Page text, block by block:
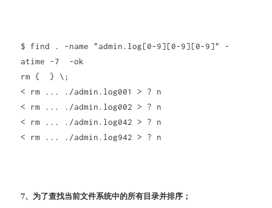
$ find . -name "admin.log[0-9][0-9][0-9]" -
atime -7 -ok
rm { } \;
< rm ... ./admin.log001 > ? n
< rm ... ./admin.log002 > ? n
< rm ... ./admin.log042 > ? n
< rm ... ./admin.log942 > ? n
7、为了查找当前文件系统中的所有目录并排序；